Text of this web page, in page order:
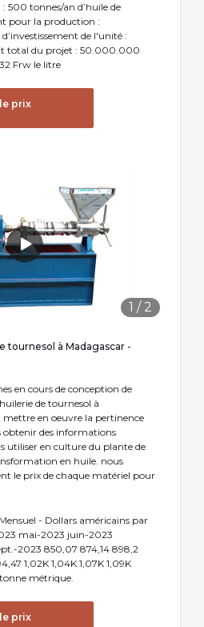
500 tonnes/an d’huile de
pour la production :
de l'unité :
total du projet : 50.000.000
Frw le litre
prix
1 / 2
tournesol à Madagascar -
en cours de conception de
de tournesol à
en oeuvre la pertinence
obtenir des informations
utiliser en culture du plante de
en huile. nous
le prix de chaque matériel pour
- Dollars américains par
mai-2023 juin-2023
2023 850,07 874,14 898,2
1,02K 1,04K 1,07K 1,09K
métrique.
prix